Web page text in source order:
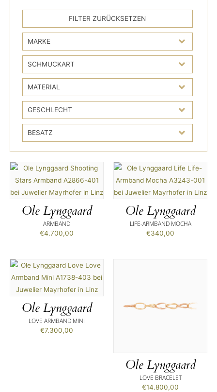
MARKE
SCHMUCKART
MATERIAL
GESCHLECHT
BESATZ
Ole Lynggaard
ARMBAND
€4.700,00
Ole Lynggaard
LIFE-ARMBAND MOCHA
€340,00
Ole Lynggaard
LOVE ARMBAND MINI
€7.300,00
Ole Lynggaard
LOVE BRACELET
€14.800,00